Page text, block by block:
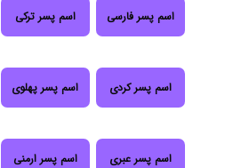
اسم پسر فارسی اسم پسر ترکی
اسم پسر کردی اسم پسر پهلوی
اسم پسر عبری اسم پسر ارمنی